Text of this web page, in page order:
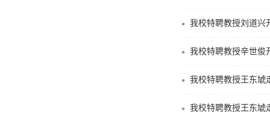
我校特聘教授刘道兴
我校特聘教授辛世俊
我校特聘教授王东虓
我校特聘教授王东虓